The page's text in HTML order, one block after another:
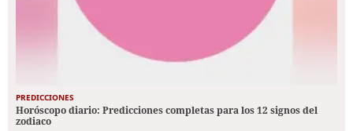
PREDICCIONES
Horóscopo diario: Predicciones completas para los 12 signos del
zodiaco